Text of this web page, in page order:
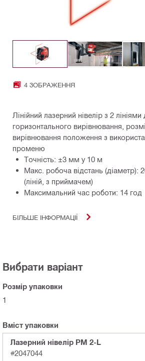
4 ЗОБРАЖЕННЯ
Лінійний лазерний нівелір з 2 лініями
горизонтального вирівнювання,
вирівнювання положення з
променю
Точність: ±3 мм у 10 м
Макс. робоча відстань (діаметр):
(ліній, з приймачем)
Максимальний час роботи: 14 год
БІЛЬШЕ ІНФОРМАЦІЇ
Вибрати варіант
Розмір упаковки
1
Вміст упаковки
Лазерний нiвелiр PM 2-L
#2047044